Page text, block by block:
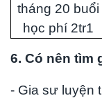
tháng 20 buổi
học phí 2tr1
6. Có nên tìm
- Gia sư luyện